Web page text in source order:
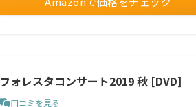
フォレスタコンサート2019 秋 [DVD]
口コミを見る